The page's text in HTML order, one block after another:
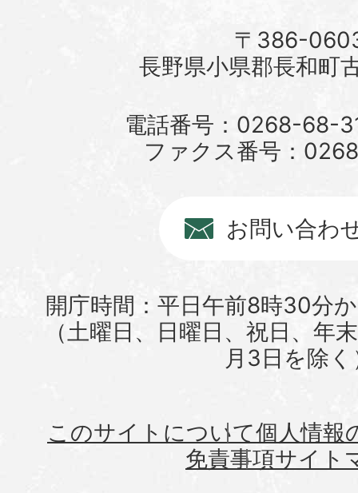
〒386-
長野県小県郡長和町
電話番号：0268-68-
ファクス番号：
お問い合わ
開庁時間：平日午前8時30分
（土曜日、日曜日、祝日、年
月3日を除く
このサイトについて個人情報
免責事項サイト